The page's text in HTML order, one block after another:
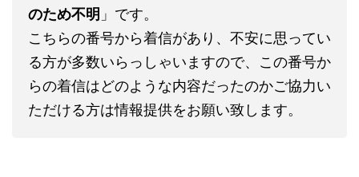
のため不明 」です。
こちらの番号から着信があり、不安に思ってい
る方が多数いらっしゃいますので、この番号か
らの着信はどのような内容だったのかご協力い
ただける方は情報提供をお願い致します。